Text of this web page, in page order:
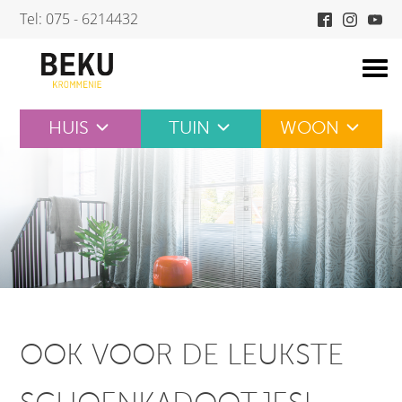
Skip
content
Tel: 075 - 6214432
HUIS TUIN WOON
OOK VOOR DE LEUKSTE